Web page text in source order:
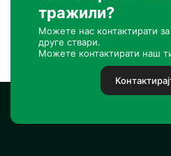
тражили?
Можете нас контактирати
друге ствари.
Можете контактирати наш